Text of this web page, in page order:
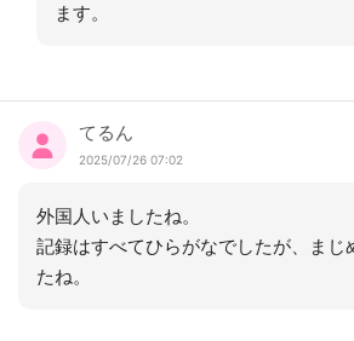
ます。
てるん
2025/07/26 07:02
外国人いましたね。
記録はすべてひらがなでしたが、まじ
たね。